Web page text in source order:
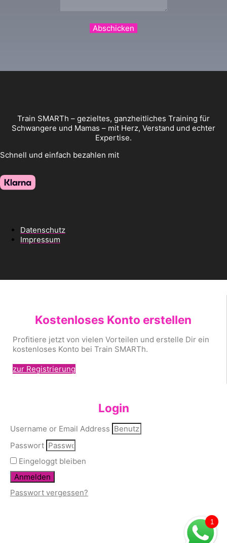
Abschicken
Train SMARTh – gezieltes, ganzheitliches Training für
Schwangere und Mamas – mit Herz, Verstand und echter
Expertise.
Schnell und einfach bezahlen mit
Datenschutz
Impressum
1
Kostenloses Konto erstellen
Profitiere jetzt von vielen Vorteilen und erstelle Dir ein
kostenloses Konto bei Train SMARTh.
zur Registrierung
Login
Username or Email Address
Passwort
Eingeloggt bleiben
Anmelden
Passwort vergessen?